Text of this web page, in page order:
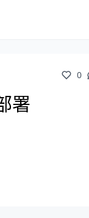
0
署